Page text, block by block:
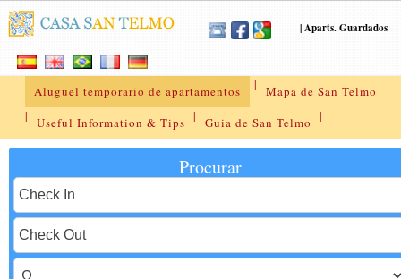
|Aparts. Guardados
Aluguel temporario de apartamentos |
Mapa de San Telmo
|
Useful Information & Tips | Guia de San Telmo |
Procurar